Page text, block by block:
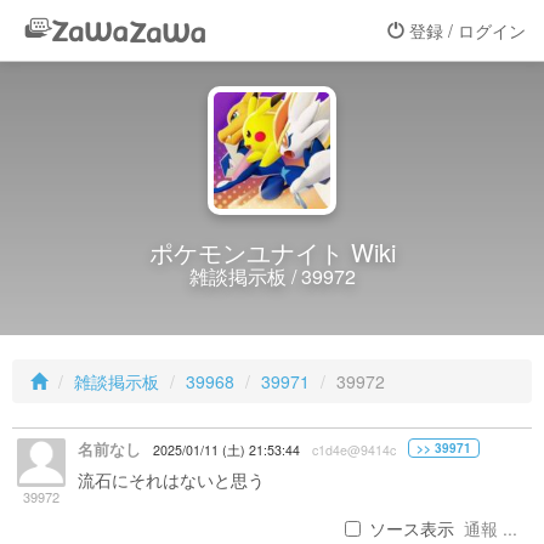
登録 / ログイン
ポケモンユナイト Wiki
雑談掲示板 / 39972
雑談掲示板 39968 39971 39972
39972
名前なし 2025/01/11 (土) 21:53:44 c1d4e@9414c >> 39971
流石にそれはないと思う
ソース表示 通報 ...